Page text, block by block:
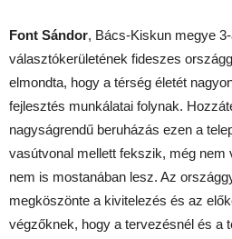
Font Sándor, Bács-Kiskun megye
választókerületének fideszes
elmondta, hogy a térség életét
fejlesztés munkálatai folynak.
nagyságrendű beruházás ezen a
vasútvonal mellett fekszik, még nem
nem is mostanában lesz. Az
megköszönte a kivitelezés és az
végzőknek, hogy a tervezésnél és a